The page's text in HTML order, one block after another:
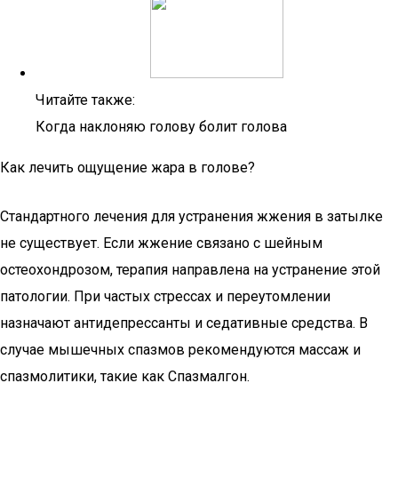
Читайте также:
Когда наклоняю голову болит голова
Как лечить ощущение жара в голове?
Стандартного лечения для устранения жжения в затылке
не существует. Если жжение связано с шейным
остеохондрозом, терапия направлена на устранение этой
патологии. При частых стрессах и переутомлении
назначают антидепрессанты и седативные средства. В
случае мышечных спазмов рекомендуются массаж и
спазмолитики, такие как Спазмалгон.